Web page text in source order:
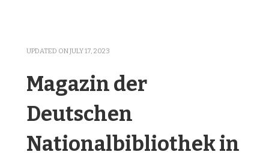
UPDATED ONJULY 17, 2023
Magazin der
Deutschen
Nationalbibliothek in